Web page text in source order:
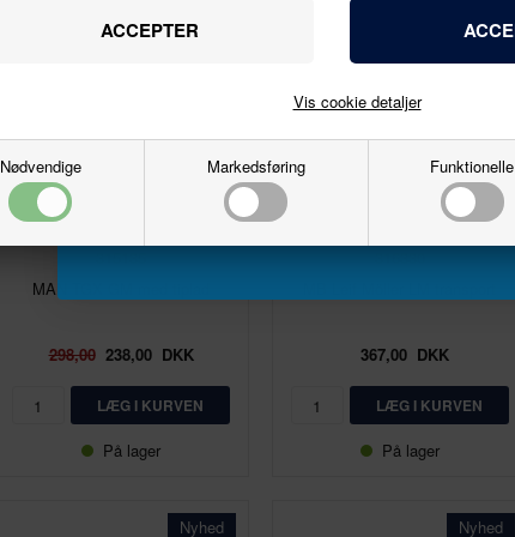
Nødvendige Markedsføring Funktionelle
Vis cookie detaljer
MAN TGX GM med tiplad
298,00 238,00DKK
På lager
367,00DKK
På lager
Nyhed Nyhed